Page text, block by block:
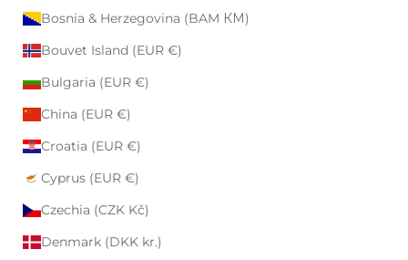
Bosnia & Herzegovina (BAM КМ)
Bouvet Island (EUR €)
Bulgaria (EUR €)
China (EUR €)
Croatia (EUR €)
Cyprus (EUR €)
Czechia (CZK Kč)
Denmark (DKK kr.)